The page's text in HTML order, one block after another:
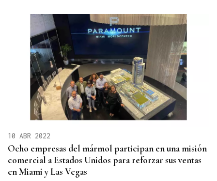
10 ABR 2022
Ocho empresas del mármol participan en una misión
comercial a Estados Unidos para reforzar sus ventas
en Miami y Las Vegas